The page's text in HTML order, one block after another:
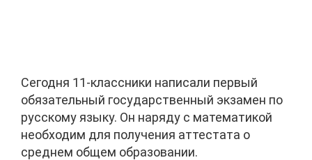
Сегодня 11-классники написали первый
обязательный государственный экзамен по
русскому языку. Он наряду с математикой
необходим для получения аттестата о
среднем общем образовании.